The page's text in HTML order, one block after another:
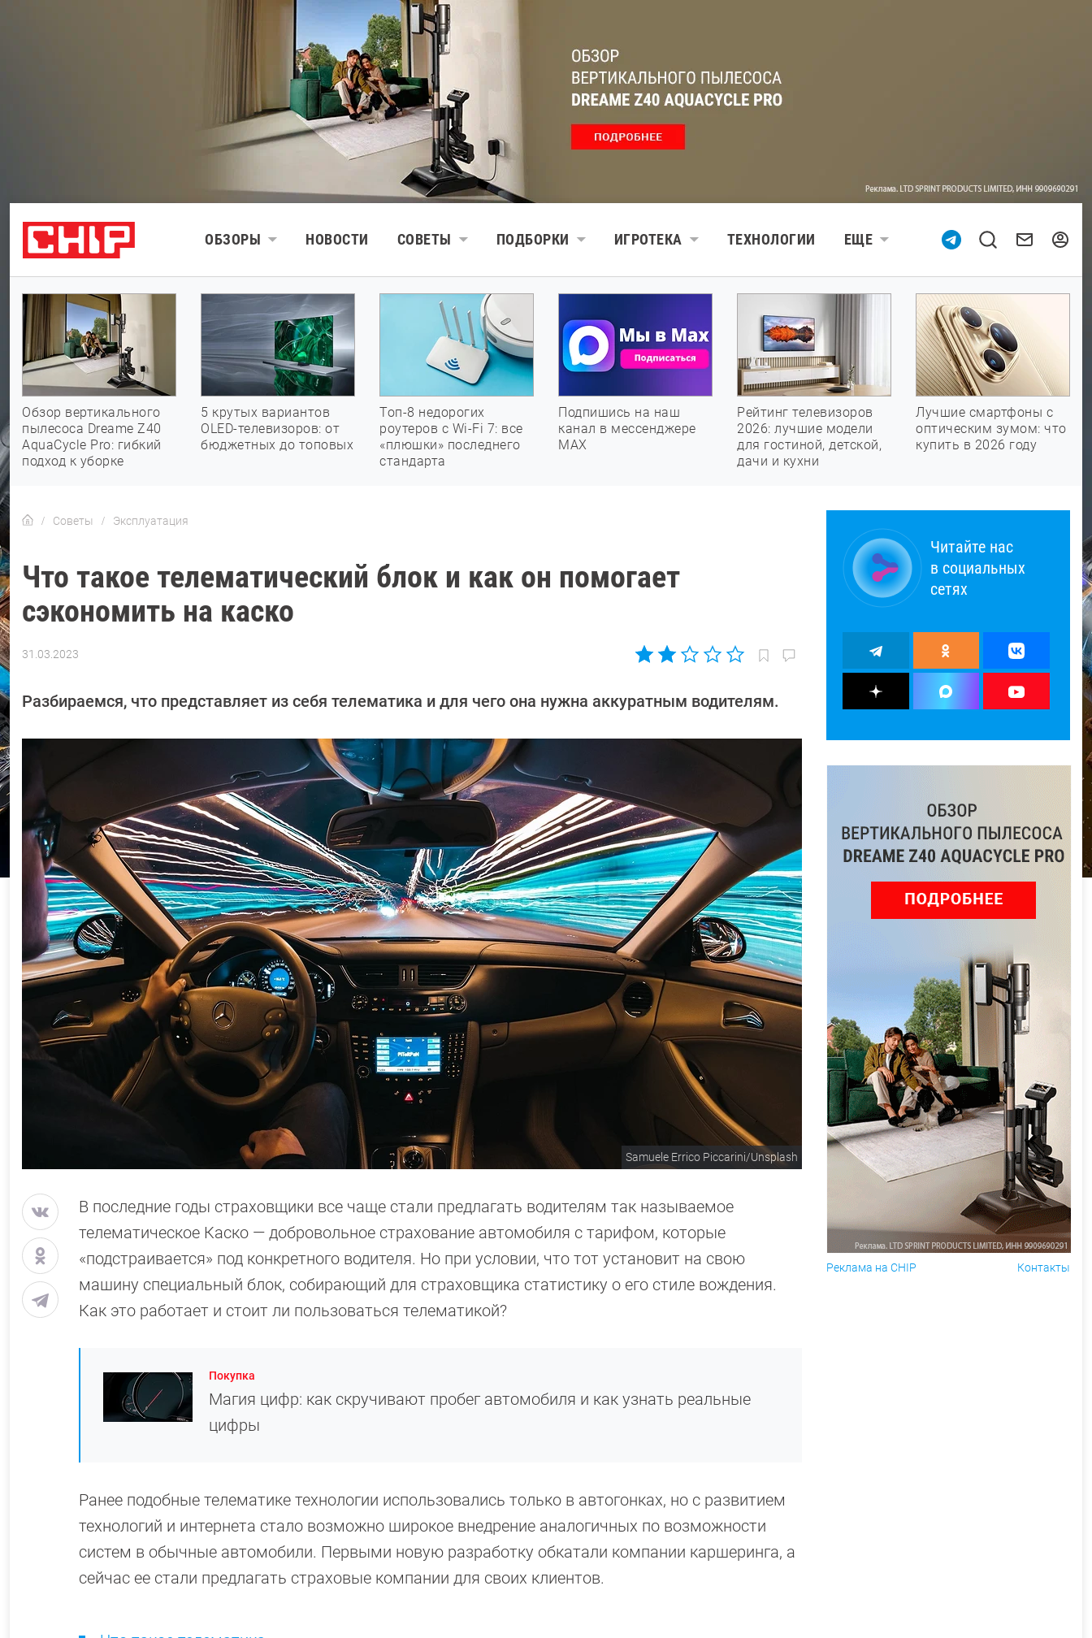
ОБЗОРЫ НОВОСТИ СОВЕТЫ ПОДБОРКИ ИГРОТЕКА ТЕХНОЛОГИИ ЕЩЕ
Обзор вертикального
пылесоса Dreame Z40
AquaCycle Pro: гибкий
подход к уборке
5 крутых вариантов
OLED-телевизоров: от
бюджетных до топовых
Топ-8 недорогих
роутеров с Wi-Fi 7: все
«плюшки» последнего
стандарта
Подпишись на наш
канал в мессенджере
МАХ
Рейтинг телевизоров
2026: лучшие модели
для гостиной, детской,
дачи и кухни
Лучшие смартфоны с
оптическим зумом: что
купить в 2026 году
Советы Эксплуатация
Что такое телематический блок и как он помогает
сэкономить на каско
31.03.2023
Пономарев
Разбираемся, что представляет из себя телематика и для чего она нужна аккуратным водителям.
Samuele Errico Piccarini/Unsplash
В последние годы страховщики все чаще стали предлагать водителям так называемое
телематическое Каско — добровольное страхование автомобиля с тарифом, которые
«подстраивается» под конкретного водителя. Но при условии, что тот установит на свою
машину специальный блок, собирающий для страховщика статистику о его стиле вождения.
Как это работает и стоит ли пользоваться телематикой?
Покупка
Магия цифр: как скручивают пробег автомобиля и как узнать реальные
цифры
Ранее подобные телематике технологии использовались только в автогонках, но с развитием
технологий и интернета стало возможно широкое внедрение аналогичных по возможности
систем в обычные автомобили. Первыми новую разработку обкатали компании каршеринга, а
сейчас ее стали предлагать страховые компании для своих клиентов.
Читайте нас
в социальных
сетях
Реклама на CHIP Контакты